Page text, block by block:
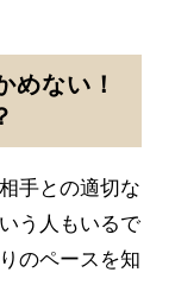
めない！
手との適切な
う人もいるで
のペースを知